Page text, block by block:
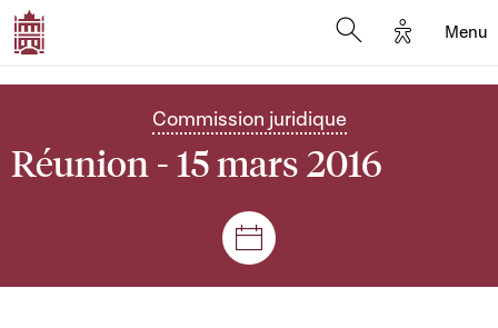
Options
Menu
Commission juridique
Réunion - 15 mars 2016
Séances et réunions